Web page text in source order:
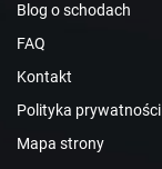
Blog o schodach
FAQ
Kontakt
Polityka prywatności
Mapa strony